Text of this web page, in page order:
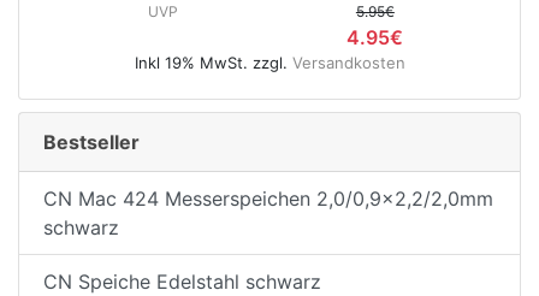
UVP 5.95€
4.95€
Inkl 19% MwSt. zzgl. Versandkosten
Bestseller
CN Mac 424 Messerspeichen 2,0/0,9x2,2/2,0mm
schwarz
CN Speiche Edelstahl schwarz